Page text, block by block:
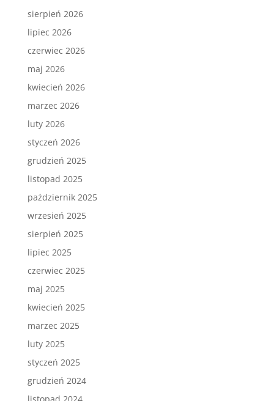
sierpień 2026
lipiec 2026
czerwiec 2026
maj 2026
kwiecień 2026
marzec 2026
luty 2026
styczeń 2026
grudzień 2025
listopad 2025
październik 2025
wrzesień 2025
sierpień 2025
lipiec 2025
czerwiec 2025
maj 2025
kwiecień 2025
marzec 2025
luty 2025
styczeń 2025
grudzień 2024